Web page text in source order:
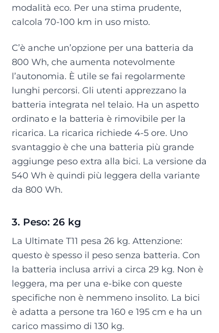
modalità eco. Per una stima prudente,
calcola 70-100 km in uso misto.
C’è anche un’opzione per una batteria da
800 Wh, che aumenta notevolmente
l’autonomia. È utile se fai regolarmente
lunghi percorsi. Gli utenti apprezzano la
batteria integrata nel telaio. Ha un aspetto
ordinato e la batteria è rimovibile per la
ricarica. La ricarica richiede 4-5 ore. Uno
svantaggio è che una batteria più grande
aggiunge peso extra alla bici. La versione da
540 Wh è quindi più leggera della variante
da 800 Wh.
3. Peso: 26 kg
La Ultimate T11 pesa 26 kg. Attenzione:
questo è spesso il peso senza batteria. Con
la batteria inclusa arrivi a circa 29 kg. Non è
leggera, ma per una e-bike con queste
specifiche non è nemmeno insolito. La bici
è adatta a persone tra 160 e 195 cm e ha un
carico massimo di 130 kg.